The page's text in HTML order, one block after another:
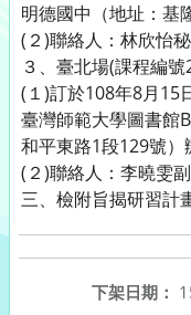
明德國中（地址：基
(２)聯絡人：林欣怡
３、臺北場(課程編號
(１)訂於108年8月15
臺灣師範大學圖書館
和平東路1段129號）
(２)聯絡人：李曉雯
三、檢附旨揭研習計
下架日期：